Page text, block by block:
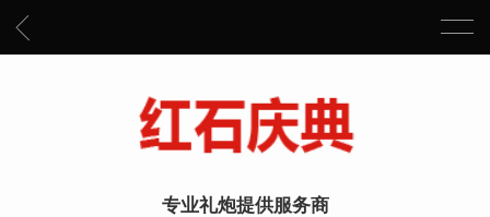
专业礼炮提供服务商